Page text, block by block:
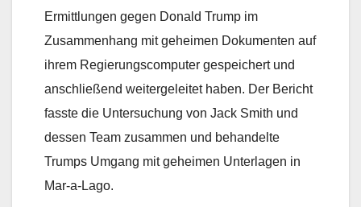
Ermittlungen gegen Donald Trump im
Zusammenhang mit geheimen Dokumenten auf
ihrem Regierungscomputer gespeichert und
anschließend weitergeleitet haben. Der Bericht
fasste die Untersuchung von Jack Smith und
dessen Team zusammen und behandelte
Trumps Umgang mit geheimen Unterlagen in
Mar-a-Lago.